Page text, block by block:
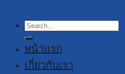
Search
for:
หน้าแรก
เกี่ยวกับเรา